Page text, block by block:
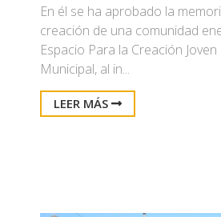
En él se ha aprobado la
creación de una comunidad
Espacio Para la Creación
Municipal, al in...
LEER MÁS